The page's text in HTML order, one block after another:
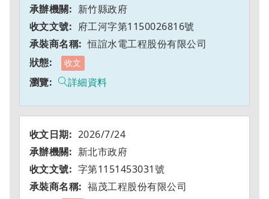
新竹縣政府
府工河字第1150026816號
恒誼水電工程股份有限公司
收文
詳細資料
2026/7/24
新北市政府
字第1151453031號
福茂工程股份有限公司